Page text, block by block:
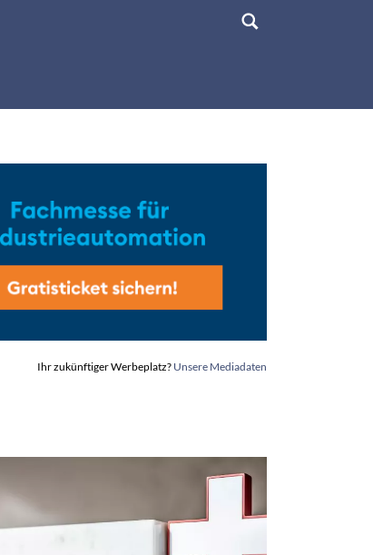
Ihr zukünftiger Werbeplatz? Unsere Mediadaten